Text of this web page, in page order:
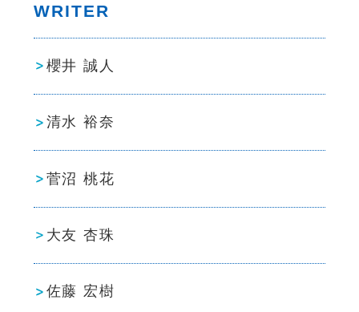
WRITER
櫻井 誠人
清水 裕奈
菅沼 桃花
大友 杏珠
佐藤 宏樹